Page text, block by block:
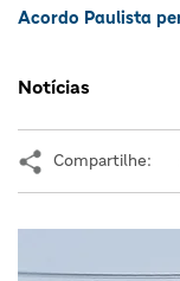
Acordo Paulista
Notícias
Compartilhe: